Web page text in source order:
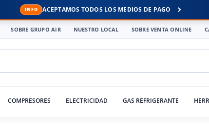
ACEPTAMOS TODOS LOS MEDIOS DE PAGO
SOBRE GRUPO AIR NUESTRO LOCAL SOBRE VENTA ONLINE
COMPRESORES ELECTRICIDAD GAS REFRIGERANTE